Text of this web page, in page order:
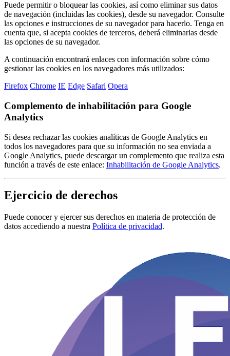
Puede permitir o bloquear las cookies, así como eliminar sus datos
de navegación (incluidas las cookies), desde su navegador. Consulte
las opciones e instrucciones de su navegador para hacerlo. Tenga en
cuenta que, si acepta cookies de terceros, deberá eliminarlas desde
las opciones de su navegador.
A continuación encontrará enlaces con información sobre cómo
gestionar las cookies en los navegadores más utilizados:
Firefox Chrome IE Edge Safari Opera
Complemento de inhabilitación para Google
Analytics
Si desea rechazar las cookies analíticas de Google Analytics en
todos los navegadores para que su información no sea enviada a
Google Analytics, puede descargar un complemento que realiza esta
función a través de este enlace: Inhabilitación de Google Analytics.
Ejercicio de derechos
Puede conocer y ejercer sus derechos en materia de protección de
datos accediendo a nuestra Política de privacidad.